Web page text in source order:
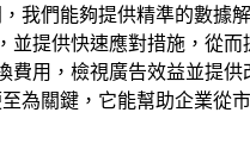
我們能夠提供精準的數據
提供快速應對措施，從而
用，檢視廣告效益並提
為關鍵，它能幫助企業從